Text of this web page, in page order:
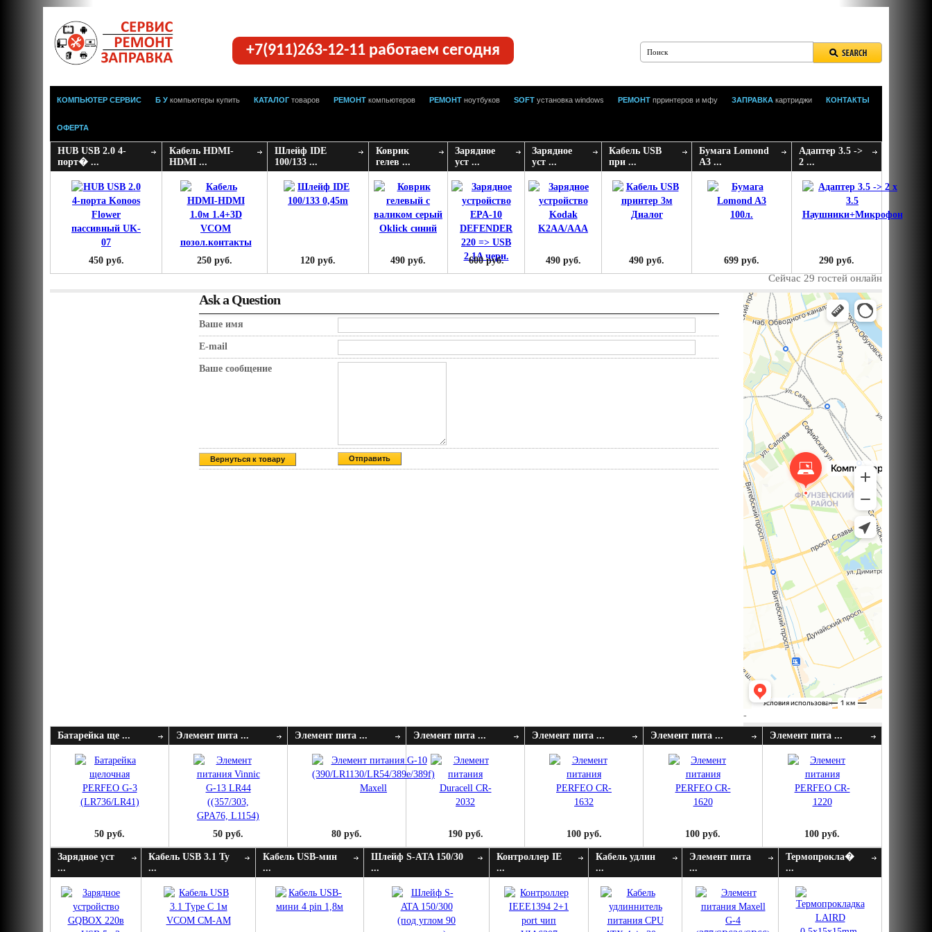
+7(911)263-12-11 работаем сегодня
КОМПЬЮТЕР СЕРВИС Б У компьютеры купить КАТАЛОГ товаров РЕМОНТ компьютеров РЕМОНТ ноутбуков SOFT установка windows РЕМОНТ прринтеров и мфу ЗАПРАВКА картриджи КОНТАКТЫ
ОФЕРТА
HUB USB 2.0 4-
порт� ...
450 руб.
Кабель HDMI-
HDMI ...
250 руб.
Шлейф IDE
100/133 ...
120 руб.
Коврик
гелев ...
490 руб.
Зарядное
уст ...
600 руб.
Зарядное
уст ...
490 руб.
Кабель USB
при ...
490 руб.
Бумага Lomond
A3 ...
699 руб.
Адаптер 3.5 ->
2 ...
290 руб.
Сейчас 29 гостей онлайн
Ask a Question
Ваше имя
E-mail
Ваше сообщение
Вернуться к товару
-
Батарейка ще ...
50 руб.
Элемент пита ...
50 руб.
Элемент пита ...
80 руб.
Элемент пита ...
190 руб.
Элемент пита ...
100 руб.
Элемент пита ...
100 руб.
Элемент пита ...
100 руб.
Зарядное уст
...
Кабель USB 3.1 Ty
...
Кабель USB-мин
...
Шлейф S-ATA 150/30
...
Контроллер IE
...
Кабель удлин
...
Элемент пита
...
Термопрокла�
...